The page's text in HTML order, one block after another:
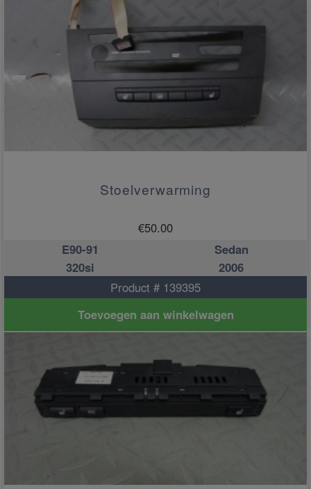
Stoelverwarming
€50.00
E90-91
Sedan
320si
2006
Product # 139395
Toevoegen aan winkelwagen